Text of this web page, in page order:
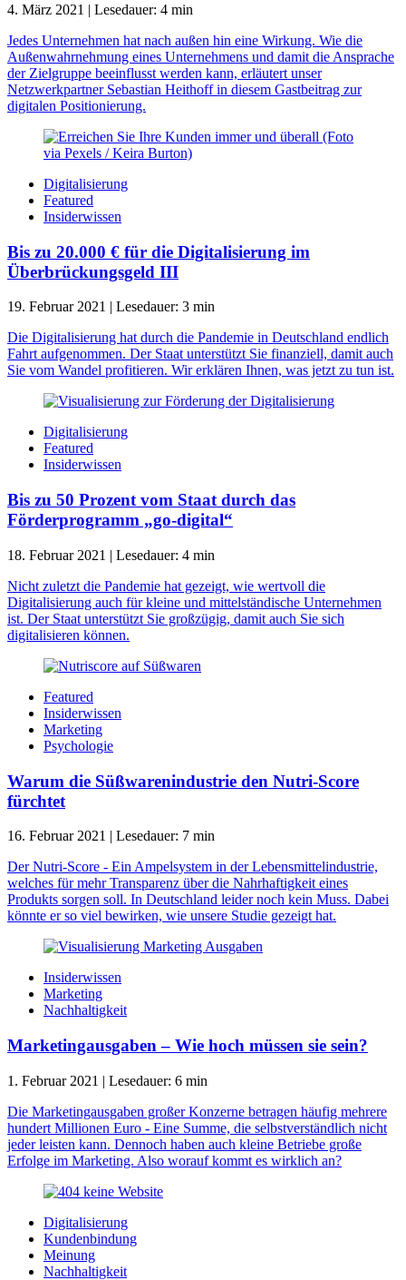
4. März 2021 | Lesedauer: 4 min
Jedes Unternehmen hat nach außen hin eine Wirkung. Wie die
Außenwahrnehmung eines Unternehmens und damit die Ansprache
der Zielgruppe beeinflusst werden kann, erläutert unser
Netzwerkpartner Sebastian Heithoff in diesem Gastbeitrag zur
digitalen Positionierung.
Digitalisierung
Featured
Insiderwissen
Bis zu 20.000 € für die Digitalisierung im
Überbrückungsgeld III
19. Februar 2021 | Lesedauer: 3 min
Die Digitalisierung hat durch die Pandemie in Deutschland endlich
Fahrt aufgenommen. Der Staat unterstützt Sie finanziell, damit auch
Sie vom Wandel profitieren. Wir erklären Ihnen, was jetzt zu tun ist.
Digitalisierung
Featured
Insiderwissen
Bis zu 50 Prozent vom Staat durch das
Förderprogramm „go-digital“
18. Februar 2021 | Lesedauer: 4 min
Nicht zuletzt die Pandemie hat gezeigt, wie wertvoll die
Digitalisierung auch für kleine und mittelständische Unternehmen
ist. Der Staat unterstützt Sie großzügig, damit auch Sie sich
digitalisieren können.
Featured
Insiderwissen
Marketing
Psychologie
Warum die Süßwarenindustrie den Nutri-Score
fürchtet
16. Februar 2021 | Lesedauer: 7 min
Der Nutri-Score - Ein Ampelsystem in der Lebensmittelindustrie,
welches für mehr Transparenz über die Nahrhaftigkeit eines
Produkts sorgen soll. In Deutschland leider noch kein Muss. Dabei
könnte er so viel bewirken, wie unsere Studie gezeigt hat.
Insiderwissen
Marketing
Nachhaltigkeit
Marketingausgaben – Wie hoch müssen sie sein?
1. Februar 2021 | Lesedauer: 6 min
Die Marketingausgaben großer Konzerne betragen häufig mehrere
hundert Millionen Euro - Eine Summe, die selbstverständlich nicht
jeder leisten kann. Dennoch haben auch kleine Betriebe große
Erfolge im Marketing. Also worauf kommt es wirklich an?
Digitalisierung
Kundenbindung
Meinung
Nachhaltigkeit